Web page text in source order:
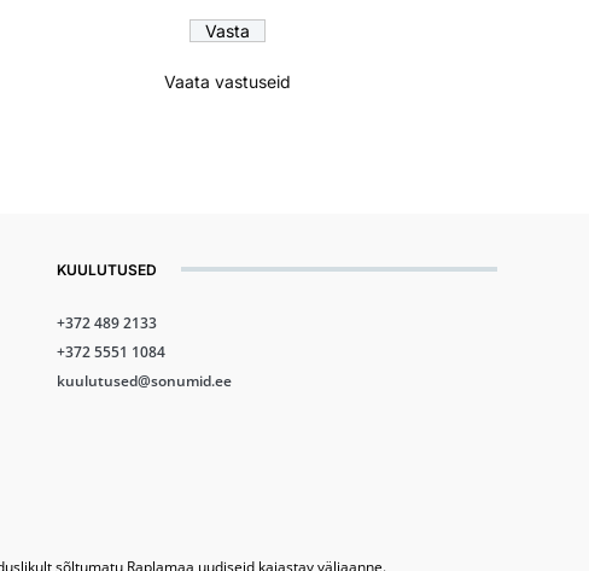
Vaata vastuseid
KUULUTUSED
+372 489 2133
+372 5551 1084
kuulutused@sonumid.ee
sõltumatu Raplamaa uudiseid kajastav väljaanne.